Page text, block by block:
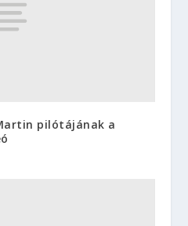
pilótájának a